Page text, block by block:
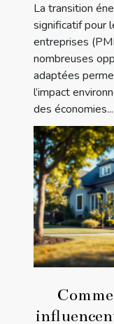
La transition
significatif pour
entreprises
nombreuses
adaptées
l’impact
des économies...